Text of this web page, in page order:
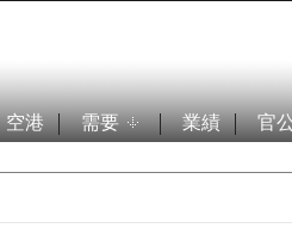
空港 需要 業績 官